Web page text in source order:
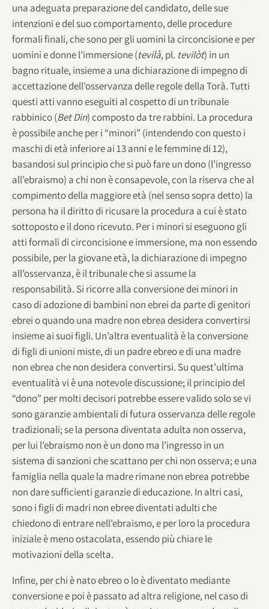
una adeguata preparazione del candidato, delle sue
intenzioni e del suo comportamento, delle procedure
formali finali, che sono per gli uomini la circoncisione e per
uomini e donne l’immersione (tevilà, pl. tevilòt) in un
bagno rituale, insieme a una dichiarazione di impegno di
accettazione dell’osservanza delle regole della Torà. Tutti
questi atti vanno eseguiti al cospetto di un tribunale
rabbinico (Bet Din) composto da tre rabbini. La procedura
è possibile anche per i “minori” (intendendo con questo i
maschi di età inferiore ai 13 anni e le femmine di 12),
basandosi sul principio che si può fare un dono (l’ingresso
all’ebraismo) a chi non è consapevole, con la riserva che al
compimento della maggiore età (nel senso sopra detto) la
persona ha il diritto di ricusare la procedura a cui è stato
sottoposto e il dono ricevuto. Per i minori si eseguono gli
atti formali di circoncisione e immersione, ma non essendo
possibile, per la giovane età, la dichiarazione di impegno
all’osservanza, è il tribunale che si assume la
responsabilità. Si ricorre alla conversione dei minori in
caso di adozione di bambini non ebrei da parte di genitori
ebrei o quando una madre non ebrea desidera convertirsi
insieme ai suoi figli. Un’altra eventualità è la conversione
di figli di unioni miste, di un padre ebreo e di una madre
non ebrea che non desidera convertirsi. Su quest’ultima
eventualità vi è una notevole discussione; il principio del
“dono” per molti decisori potrebbe essere valido solo se vi
sono garanzie ambientali di futura osservanza delle regole
tradizionali; se la persona diventata adulta non osserva,
per lui l’ebraismo non è un dono ma l’ingresso in un
sistema di sanzioni che scattano per chi non osserva; e una
famiglia nella quale la madre rimane non ebrea potrebbe
non dare sufficienti garanzie di educazione. In altri casi,
sono i figli di madri non ebree diventati adulti che
chiedono di entrare nell’ebraismo, e per loro la procedura
iniziale è meno ostacolata, essendo più chiare le
motivazioni della scelta.
Infine, per chi è nato ebreo o lo è diventato mediante
conversione e poi è passato ad altra religione, nel caso di